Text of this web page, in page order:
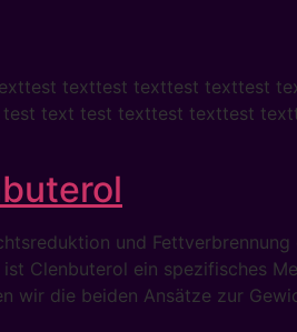
texttest texttest texttest
text test texttest texttest
und
Clenbuterol ein spezifisches
wir die beiden Ansätze zur